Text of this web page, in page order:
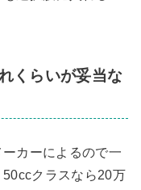
くらいが妥当な
カーによるので一
クラスなら20万